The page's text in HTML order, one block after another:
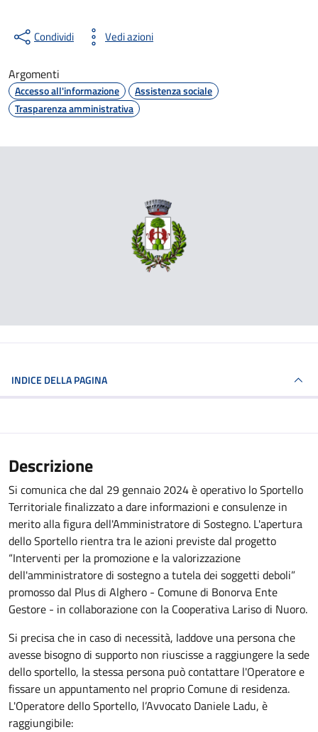
Condividi Vedi azioni
Argomenti
Accesso all'informazione
Assistenza sociale
Trasparenza amministrativa
INDICE DELLA PAGINA
Descrizione
Si comunica che dal 29 gennaio 2024 è operativo lo Sportello
Territoriale finalizzato a dare informazioni e consulenze in
merito alla figura dell'Amministratore di Sostegno. L'apertura
dello Sportello rientra tra le azioni previste dal progetto
“Interventi per la promozione e la valorizzazione
dell'amministratore di sostegno a tutela dei soggetti deboli”
promosso dal Plus di Alghero - Comune di Bonorva Ente
Gestore - in collaborazione con la Cooperativa Lariso di Nuoro.
Si precisa che in caso di necessità, laddove una persona che
avesse bisogno di supporto non riuscisse a raggiungere la sede
dello sportello, la stessa persona può contattare l'Operatore e
fissare un appuntamento nel proprio Comune di residenza.
L'Operatore dello Sportello, l’Avvocato Daniele Ladu, è
raggiungibile: